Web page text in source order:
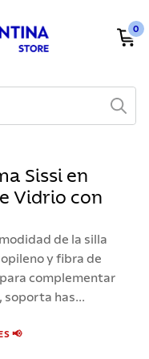
0
Sissi en
Vidrio con
de la silla
y fibra de
complementar
soporta has...
📢